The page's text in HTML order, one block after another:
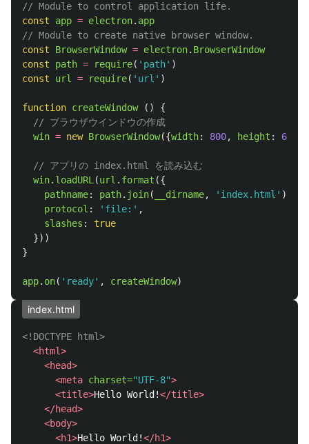
// Module to control application life.
const
app = electron. app
// Module to create native browser window.
const
BrowserWindow = electron. BrowserWindow
const
path = require( ' path' )
const
url = require( ' url ' )
function createWindow ()
{
// ブラウザウインドウの作成
win = new BrowserWindow({width: 800, height : 600
// アプリの index.html を読み込む
win. loadURL (url . format ({
pathname: path. join( __dirname, ' index.html ' ),
protocol : ' file: ' ,
slashes :
true
}))
}
app. on( ' ready' , createWindow)
index.html
<!DOCTYPE html>
<html>
<head>
<meta charset="UTF-8">
<title>Hello World!</title>
</head>
<body>
<h1>Hello World!</h1>